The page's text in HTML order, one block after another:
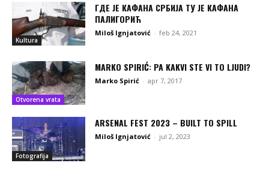
Kultura
ГДЕ ЈЕ КАФАНА СРБИЈА ТУ ЈЕ КАФАНА
ПАЛИГОРИЋ
Miloš Ignjatović - feb 24, 2021
Otvorena vrata
MARKO SPIRIĆ: PA KAKVI STE VI TO LJUDI?
Marko Spirić - apr 7, 2017
Fotografija
ARSENAL FEST 2023 – BUILT TO SPILL
Miloš Ignjatović - jul 2, 2023